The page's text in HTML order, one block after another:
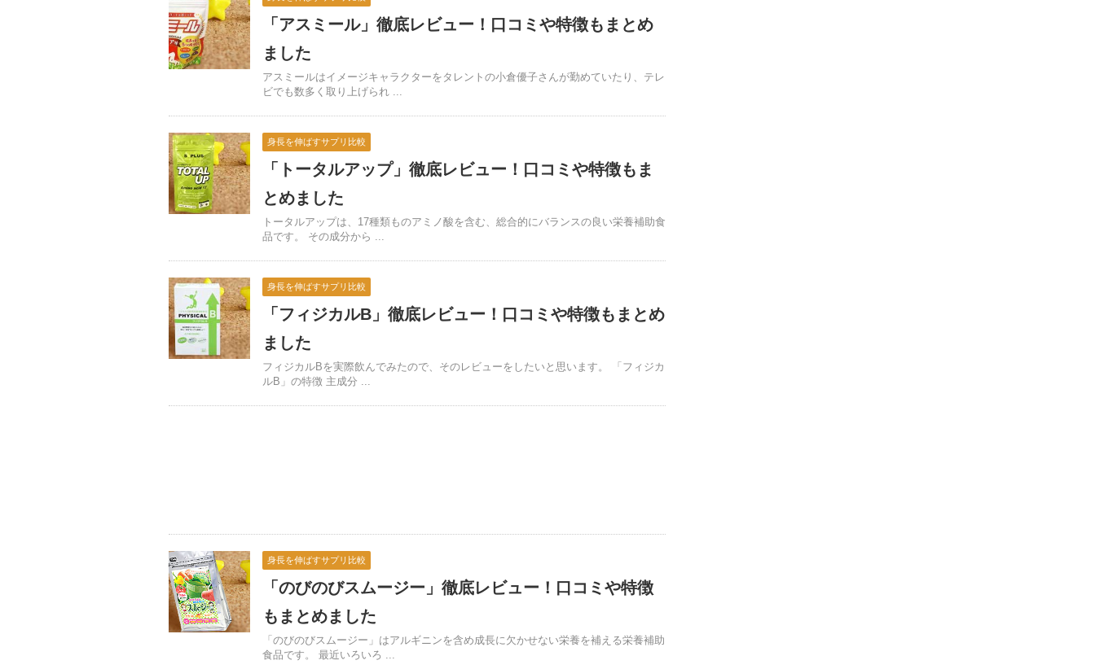
「アスミール」徹底レビュー！口コミや特徴もまとめ
ました
アスミールはイメージキャラクターをタレントの小倉優子さんが勤めていたり、テレ
ビでも数多く取り上げられ ...
身長を伸ばすサプリ比較
「トータルアップ」徹底レビュー！口コミや特徴もま
とめました
トータルアップは、17種類ものアミノ酸を含む、総合的にバランスの良い栄養補助食
品です。 その成分から ...
身長を伸ばすサプリ比較
「フィジカルB」徹底レビュー！口コミや特徴もまとめ
ました
フィジカルBを実際飲んでみたので、そのレビューをしたいと思います。 「フィジカ
ルB」の特徴 主成分 ...
身長を伸ばすサプリ比較
「のびのびスムージー」徹底レビュー！口コミや特徴
もまとめました
「のびのびスムージー」はアルギニンを含め成長に欠かせない栄養を補える栄養補助
食品です。 最近いろいろ ...